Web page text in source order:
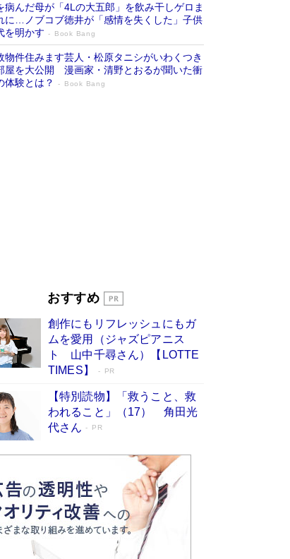
病んだ母が「4Lの大五郎」を飲み干しゲロま
に…ノブコブ徳井が「感情を失くした」子供
を明かす
Book Bang
物件住みます芸人・松原タニシがいわくつき
屋を大公開 漫画家・清野とおるが聞いた衝
体験とは？
Book Bang
半期1位にも選出［新書ベストセラー］
Bang
おすすめ
創作にもリフレッシュにもガ
ムを愛用（ジャズピアニス
ト 山中千尋さん）【LOTTE
TIMES】
PR
【特別読物】「救うこと、救
われること」（17） 角田光
代さん
PR